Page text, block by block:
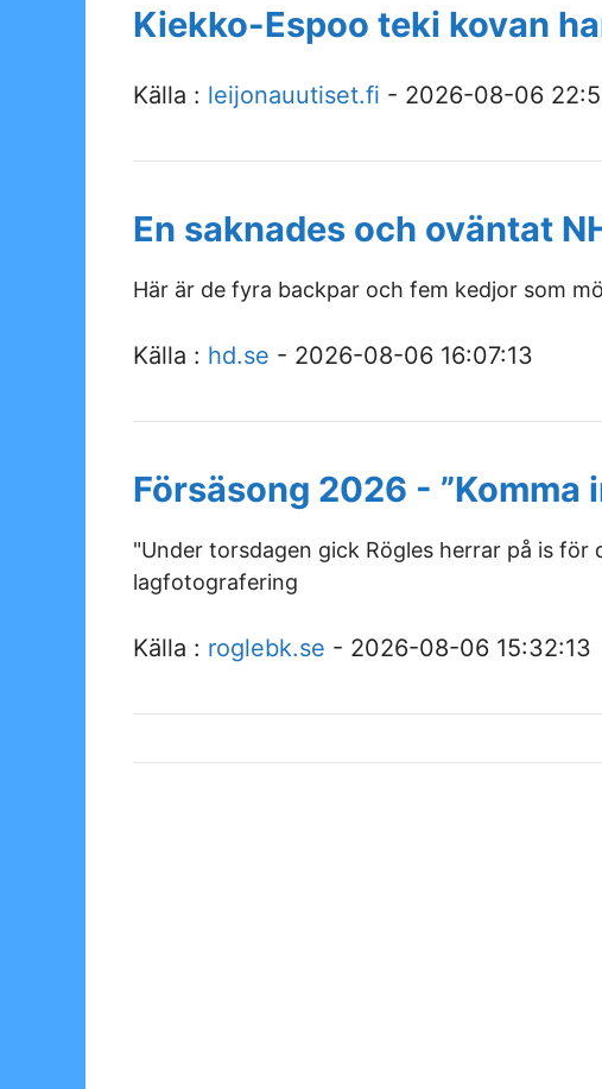
Kiekko-Espoo teki kovan
Källa : leijonauutiset.fi - 2026-08-06
En saknades och oväntat
Här är de fyra backpar och fem kedjor som
Källa : hd.se - 2026-08-06 16:07:13
Försäsong 2026 - ”Komma
"Under torsdagen gick Rögles herrar på is
lagfotografering
Källa : roglebk.se - 2026-08-06 15:32:13